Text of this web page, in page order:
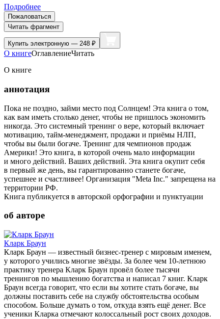
Подробнее
Пожаловаться
Читать фрагмент
Купить электронную — 248 ₽
О книгеОглавлениеЧитать
О книге
аннотация
Пока не поздно, займи место под Солнцем! Эта книга о том,
как вам иметь столько денег, чтобы не пришлось экономить
никогда. Это системный тренинг о вере, который включает
мотивацию, тайм-менеджмент, продажи и приёмы НЛП,
чтобы вы были богаче. Тренинг для чемпионов продаж
Америки! Это книга, в которой очень мало информации
и много действий. Ваших действий. Эта книга окупит себя
в первый же день, вы гарантированно станете богаче,
успешнее и счастливее! Организация "Meta Inc." запрещена на
территории РФ.
Книга публикуется в авторской орфографии и пунктуации
об авторе
Кларк Браун
Кларк Браун — известный бизнес-тренер с мировым именем,
у которого учились многие звёзды. За более чем 10-летнюю
практику тренера Кларк Браун провёл более тысячи
тренингов по мышлению богатства и написал 7 книг. Кларк
Браун всегда говорит, что если вы хотите стать богаче, вы
должны поставить себе на службу обстоятельства особым
способом. Больше думать о том, откуда взять ещё денег. Все
ученики Кларка отмечают колоссальный рост своих доходов.